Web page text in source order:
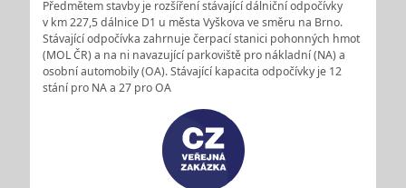
Předmětem stavby je rozšíření stávající dálniční odpočívky
v km 227,5 dálnice D1 u města Vyškova ve směru na Brno.
Stávající odpočívka zahrnuje čerpací stanici pohonných hmot
(MOL ČR) a na ni navazující parkoviště pro nákladní (NA) a
osobní automobily (OA). Stávající kapacita odpočívky je 12
stání pro NA a 27 pro OA